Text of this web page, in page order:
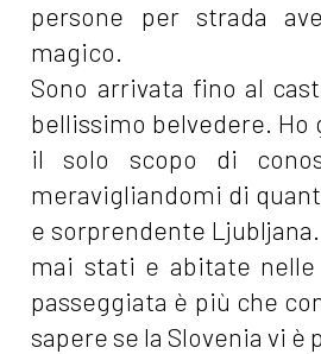
persone per strada
magico.
Sono arrivata fino al
bellissimo belvedere. Ho
il solo scopo di
meravigliandomi di
e sorprendente
mai stati e abitate nelle
passeggiata è più che
sapere se la Slovenia vi è